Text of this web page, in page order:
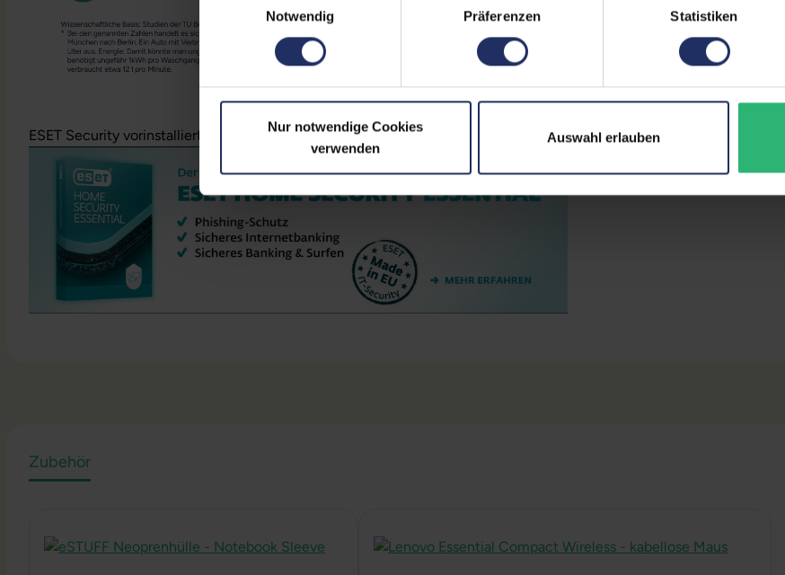
Notwendig
Präferenzen Statistiken
Nur notwendige Cookies
verwenden
Auswahl erlauben
ESET Security vorinstalliert und 1 Jahr gratis inklusive!Mehr Informationen hier.
GTIN/EAN:
Zubehör